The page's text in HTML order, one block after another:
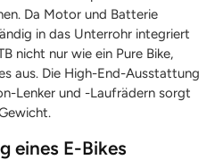
Da Motor und Batterie
in das Unterrohr integriert
nicht nur wie ein Pure Bike,
aus. Die High-End-Ausstattung
Lenker und -Laufrädern sorgt
eines E-Bikes